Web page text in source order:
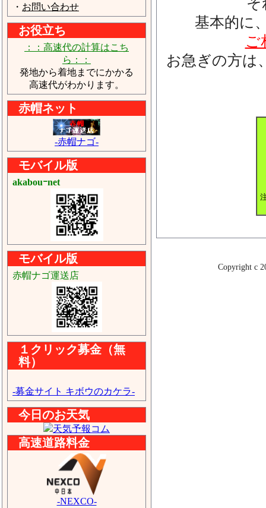
・ お問い合わせ
お役立ち
：：高速代の計算はこち
ら：：
発地から着地までにかかる
高速代がわかります。
赤帽ネット
-赤帽ナゴ-
モバイル版
akabouｰnet
モバイル版
赤帽ナゴ運送店
１クリック募金（無
料）
-募金サイト キボウのカケラ-
今日のお天気
高速道路料金
-NEXCO-
そ
基本的に
ご
お急ぎの方は
Copyright c